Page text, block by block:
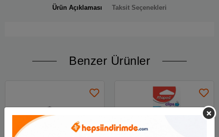
Ürün Açıklaması Taksit Seçenekleri
Benzer Ürünler